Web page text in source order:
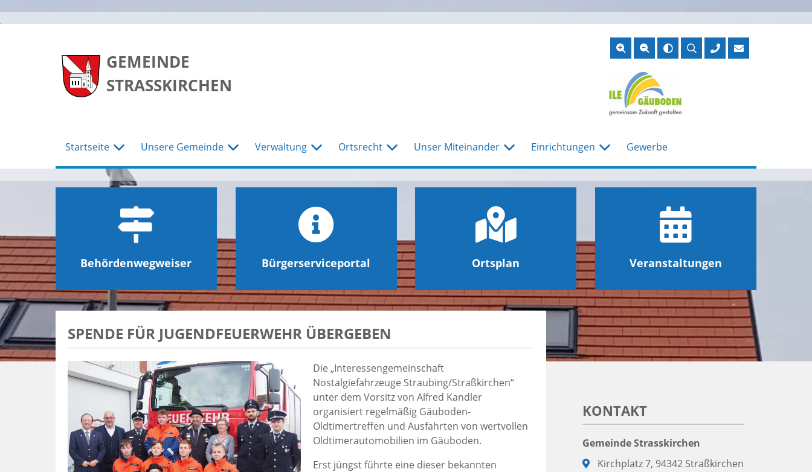
GEMEINDE
STRASSKIRCHEN
Suche
Startseite Unsere Gemeinde Verwaltung Ortsrecht Unser Miteinander Einrichtungen Gewerbe
Behördenwegweiser Bürgerserviceportal Ortsplan Veranstaltungen
SPENDE FÜR JUGENDFEUERWEHR ÜBERGEBEN
Die „Interessengemeinschaft
Nostalgiefahrzeuge Straubing/Straßkirchen“
unter dem Vorsitz von Alfred Kandler
organisiert regelmäßig Gäuboden-
Oldtimertreffen und Ausfahrten von wertvollen
Oldtimerautomobilien im Gäuboden.
Erst jüngst führte eine dieser bekannten
KONTAKT
Gemeinde Strasskirchen
Adresse:
Kirchplatz 7, 94342 Straßkirchen